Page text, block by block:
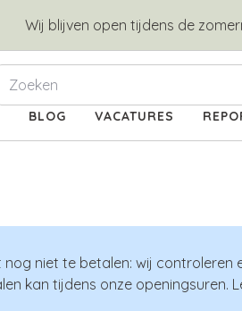
Wij blijven open tijdens de
BLOG VACATURES
niet te betalen: wij
kan tijdens onze